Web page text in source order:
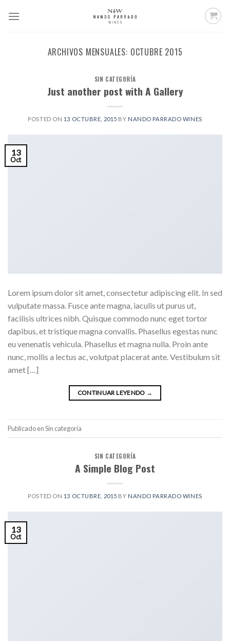
ARCHIVOS MENSUALES: OCTUBRE 2015
SIN CATEGORÍA
Just another post with A Gallery
POSTED ON 13 OCTUBRE, 2015 BY NANDO PARRADO WINES
13
Oct
Lorem ipsum dolor sit amet, consectetur adipiscing elit. In sed
vulputate massa. Fusce ante magna, iaculis ut purus ut,
facilisis ultrices nibh. Quisque commodo nunc eget tortor
dapibus, et tristique magna convallis. Phasellus egestas nunc
eu venenatis vehicula. Phasellus et magna nulla. Proin ante
nunc, mollis a lectus ac, volutpat placerat ante. Vestibulum sit
amet […]
CONTINUAR LEYENDO →
Publicado en Sin categoría
SIN CATEGORÍA
A Simple Blog Post
POSTED ON 13 OCTUBRE, 2015 BY NANDO PARRADO WINES
13
Oct